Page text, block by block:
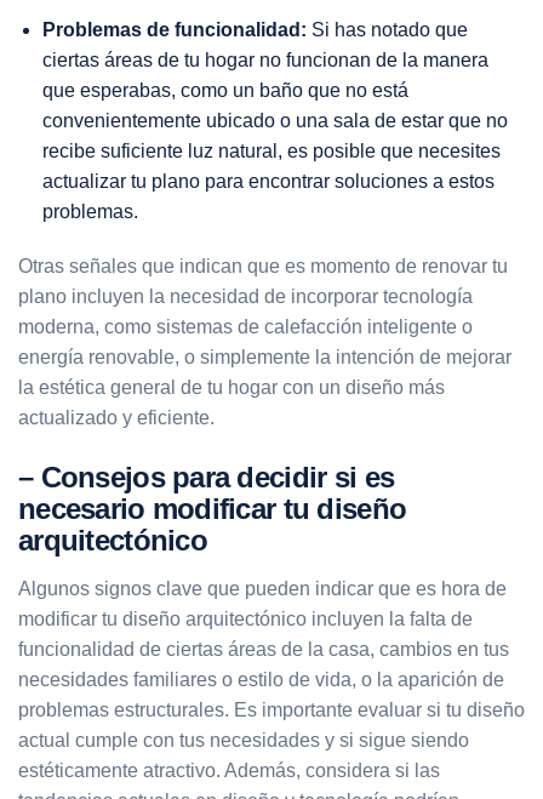
Problemas de funcionalidad: Si has notado que
ciertas áreas de tu hogar no funcionan de la manera
que esperabas, como un baño que no está
convenientemente ubicado o una sala de estar que no
recibe suficiente luz natural, es posible que necesites
actualizar tu plano para encontrar soluciones a estos
problemas.
Otras señales que indican que es momento de renovar tu
plano incluyen la necesidad de incorporar tecnología
moderna, como sistemas de calefacción inteligente o
energía renovable, o simplemente la intención de mejorar
la estética general de tu hogar con un diseño más
actualizado y eficiente.
– Consejos para decidir si es
necesario modificar tu diseño
arquitectónico
Algunos signos clave que pueden indicar que es hora de
modificar tu diseño arquitectónico incluyen la falta de
funcionalidad de ciertas áreas de la casa, cambios en tus
necesidades familiares o estilo de vida, o la aparición de
problemas estructurales. Es importante evaluar si tu diseño
actual cumple con tus necesidades y si sigue siendo
estéticamente atractivo. Además, considera si las